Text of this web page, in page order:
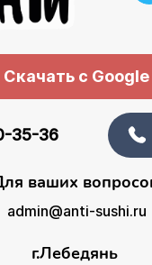
Скачать с Google
35-36
ваших
admin@anti-sushi.ru
г.Лебедянь